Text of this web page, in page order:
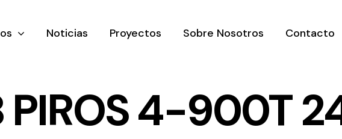
Noticias Proyectos Sobre Nosotros Contacto
PIROS 4-900T